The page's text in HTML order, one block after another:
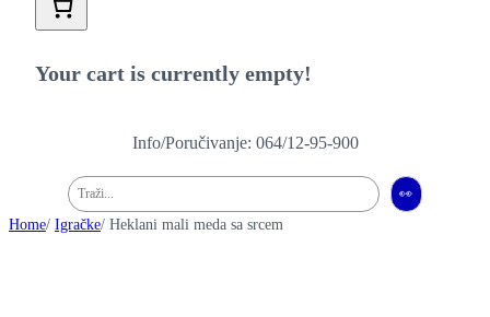
Your cart is currently empty!
Info/Poručivanje: 064/12-95-900
Pretraga 👀
Home/ Igračke/ Heklani mali meda sa srcem